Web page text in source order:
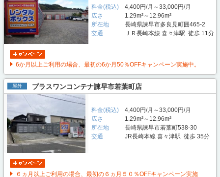
料金(税込)
4,400円/月～33,000円/月
広さ
1.29m²～12.96m²
所在地
長崎県諫早市多良見町囲465-2
交通
ＪＲ長崎本線 喜々津駅 徒歩 11分
6か月以上ご利用の場合、最初の6か月50％OFFキャンペーン実施中。
屋外 プラスワンコンテナ諫早市若葉町店
料金(税込)
4,400円/月～33,000円/月
広さ
1.29m²～12.96m²
所在地
長崎県諫早市若葉町538-30
交通
JR長崎本線 喜々津駅 徒歩 35分
６ヵ月以上ご利用の場合、最初の６ヵ月５０％OFFキャンペーン実施